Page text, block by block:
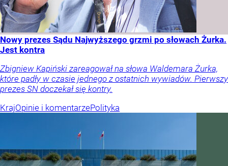
Nowy prezes Sądu Najwyższego grzmi po słowach Żurka.
Jest kontra
Zbigniew Kapiński zareagował na słowa Waldemara Żurka,
które padły w czasie jednego z ostatnich wywiadów. Pierwszy
prezes SN doczekał się kontry.
KrajOpinie i komentarzePolityka